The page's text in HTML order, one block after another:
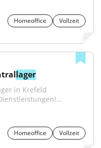
Homeoffice
Vollzeit
lager
in Krefeld
Homeoffice
Vollzeit